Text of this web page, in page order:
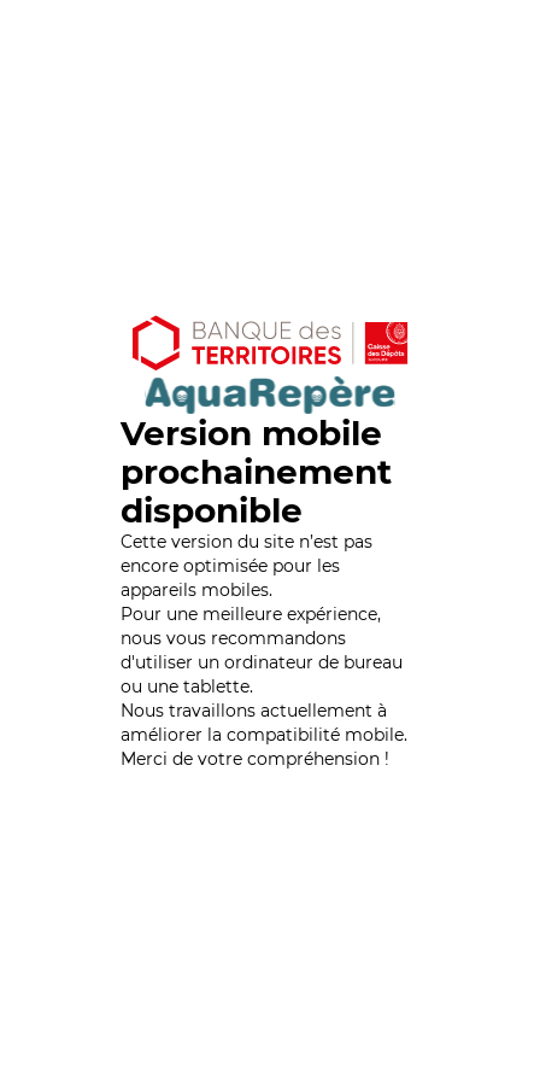
Version mobile
prochainement
disponible
Cette version du site n’est pas
encore optimisée pour les
appareils mobiles.
Pour une meilleure expérience,
nous vous recommandons
d'utiliser un ordinateur de bureau
ou une tablette.
Nous travaillons actuellement à
améliorer la compatibilité mobile.
Merci de votre compréhension !